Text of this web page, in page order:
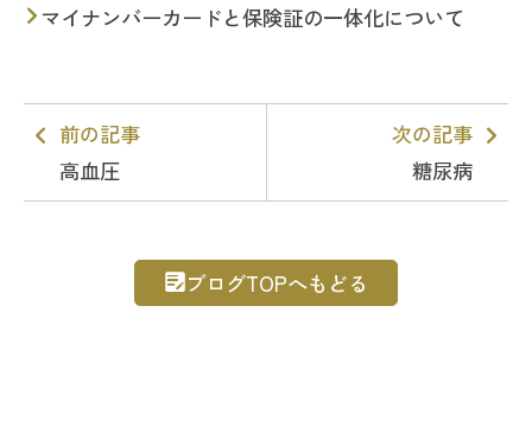
マイナンバーカードと保険証の一体化について
前の記事
高血圧
次の記事
糖尿病
ブログTOPへもどる